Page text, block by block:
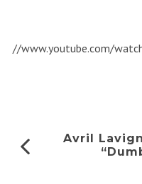
//www.youtube.com/
Avril